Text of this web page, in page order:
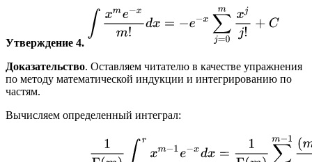
Утверждение 4.
Доказательство. Оставляем читателю в качестве упражнения
по методу математической индукции и интегрированию по
частям.
Вычисляем определенный интеграл: